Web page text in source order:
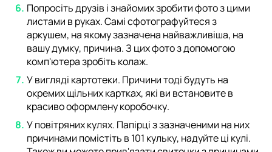
Попросіть друзів і знайомих зробити фото з цими
листами в руках. Самі сфотографуйтеся з
аркушем, на якому зазначена найважливіша, на
вашу думку, причина. З цих фото з допомогою
комп'ютера зробіть колаж.
У вигляді картотеки. Причини тоді будуть на
окремих щільних картках, які ви встановите в
красиво оформлену коробочку.
У повітряних кулях. Папірці з зазначеними на них
причинами помістіть в 101 кульку, надуйте ці кулі.